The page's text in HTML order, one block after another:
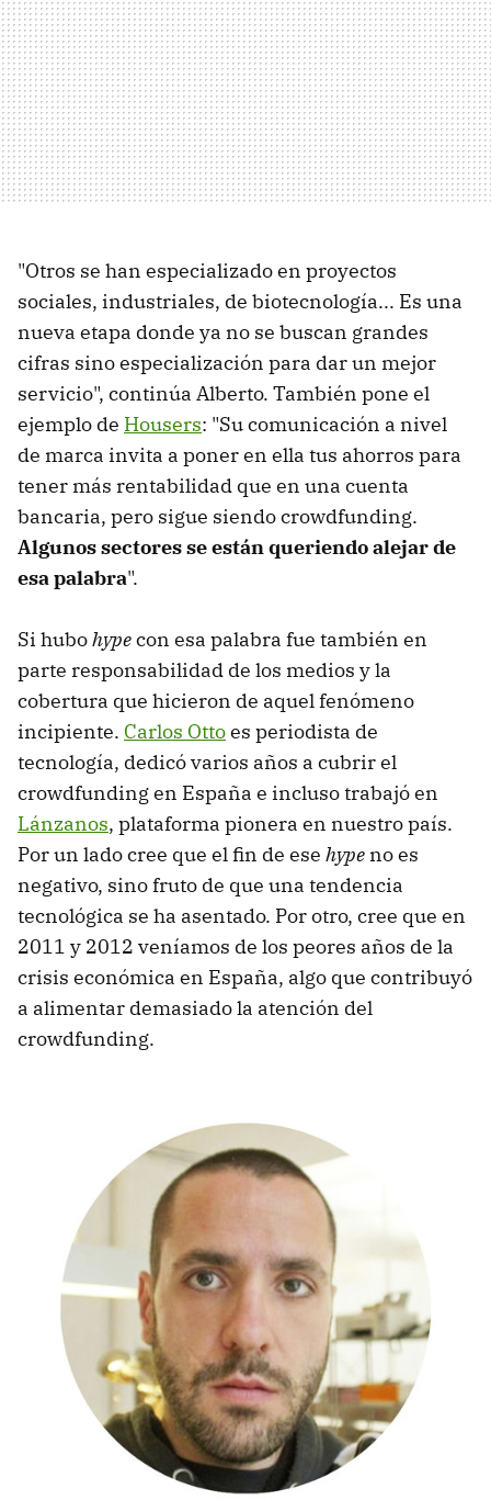
"Otros se han especializado en proyectos
sociales, industriales, de biotecnología... Es una
nueva etapa donde ya no se buscan grandes
cifras sino especialización para dar un mejor
servicio", continúa Alberto. También pone el
ejemplo de Housers: "Su comunicación a nivel
de marca invita a poner en ella tus ahorros para
tener más rentabilidad que en una cuenta
bancaria, pero sigue siendo crowdfunding.
Algunos sectores se están queriendo alejar de
esa palabra".
Si hubohypecon esa palabra fue también en
parte responsabilidad de los medios y la
cobertura que hicieron de aquel fenómeno
incipiente. Carlos Ottoes periodista de
tecnología, dedicó varios años a cubrir el
crowdfunding en España e incluso trabajó en
Lánzanos, plataforma pionera en nuestro país.
Por un lado cree que el fin de ese hype no es
negativo, sino fruto de que una tendencia
tecnológica se ha asentado. Por otro, cree que en
2011 y 2012 veníamos de los peores años de la
crisis económica en España, algo que contribuyó
a alimentar demasiado la atención del
crowdfunding.